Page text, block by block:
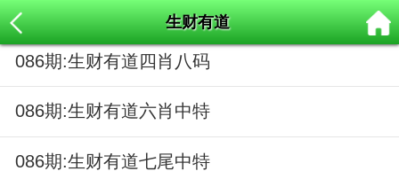
生财有道
086期:生财有道四肖八码
086期:生财有道六肖中特
086期:生财有道七尾中特